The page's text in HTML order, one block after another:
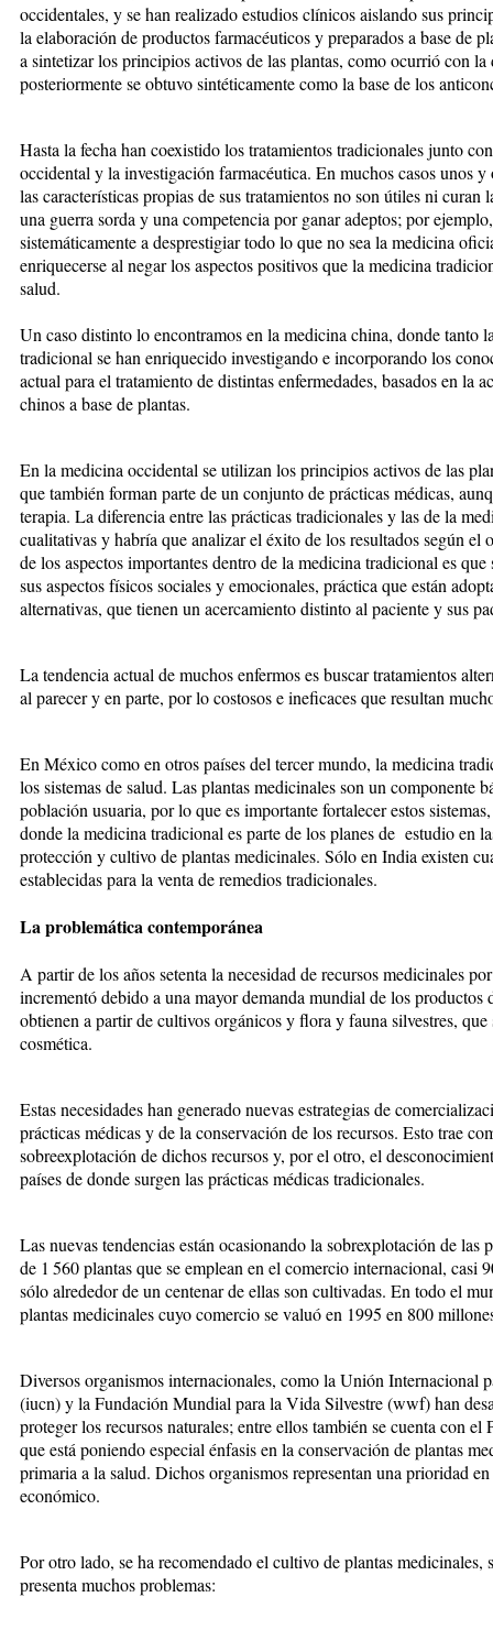
occidentales, y se han realizado estudios clínicos aislando sus
la elaboración de productos farmacéuticos y preparados a base de
a sintetizar los principios activos de las plantas, como ocurrió con
posteriormente se obtuvo sintéticamente como la base de los
Hasta la fecha han coexistido los tratamientos tradicionales junto
occidental y la investigación farmacéutica. En muchos casos unos
las características propias de sus tratamientos no son útiles ni curan
una guerra sorda y una competencia por ganar adeptos; por
sistemáticamente a desprestigiar todo lo que no sea la medicina
enriquecerse al negar los aspectos positivos que la medicina
salud.
Un caso distinto lo encontramos en la medicina china, donde tanto
tradicional se han enriquecido investigando e incorporando los
actual para el tratamiento de distintas enfermedades, basados en la
chinos a base de plantas.
En la medicina occidental se utilizan los principios activos de las
que también forman parte de un conjunto de prácticas médicas,
terapia. La diferencia entre las prácticas tradicionales y las de la
cualitativas y habría que analizar el éxito de los resultados según el
de los aspectos importantes dentro de la medicina tradicional es
sus aspectos físicos sociales y emocionales, práctica que están
alternativas, que tienen un acercamiento distinto al paciente y sus
La tendencia actual de muchos enfermos es buscar tratamientos
al parecer y en parte, por lo costosos e ineficaces que resultan
En México como en otros países del tercer mundo, la medicina
los sistemas de salud. Las plantas medicinales son un componente
población usuaria, por lo que es importante fortalecer estos
donde la medicina tradicional es parte de los planes de estudio en
protección y cultivo de plantas medicinales. Sólo en India existen
establecidas para la venta de remedios tradicionales.
La problemática contemporánea
A partir de los años setenta la necesidad de recursos medicinales
incrementó debido a una mayor demanda mundial de los productos
obtienen a partir de cultivos orgánicos y flora y fauna silvestres,
cosmética.
Estas necesidades han generado nuevas estrategias de
prácticas médicas y de la conservación de los recursos. Esto trae
sobreexplotación de dichos recursos y, por el otro, el
países de donde surgen las prácticas médicas tradicionales.
Las nuevas tendencias están ocasionando la sobrexplotación de las
de 1 560 plantas que se emplean en el comercio internacional, casi
sólo alrededor de un centenar de ellas son cultivadas. En todo el
plantas medicinales cuyo comercio se valuó en 1995 en 800
Diversos organismos internacionales, como la Unión Internacional
(iucn) y la Fundación Mundial para la Vida Silvestre (wwf) han
proteger los recursos naturales; entre ellos también se cuenta con
que está poniendo especial énfasis en la conservación de plantas
primaria a la salud. Dichos organismos representan una prioridad
económico.
Por otro lado, se ha recomendado el cultivo de plantas medicinales,
presenta muchos problemas: